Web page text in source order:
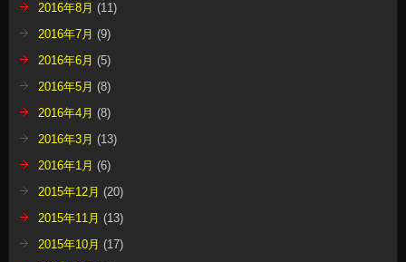
2016年8月 (11)
2016年7月 (9)
2016年6月 (5)
2016年5月 (8)
2016年4月 (8)
2016年3月 (13)
2016年1月 (6)
2015年12月 (20)
2015年11月 (13)
2015年10月 (17)